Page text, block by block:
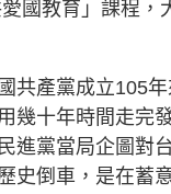
國教育」課程
共產黨成立105
幾十年時間走完
進黨當局企圖對
史倒車，是在蓄